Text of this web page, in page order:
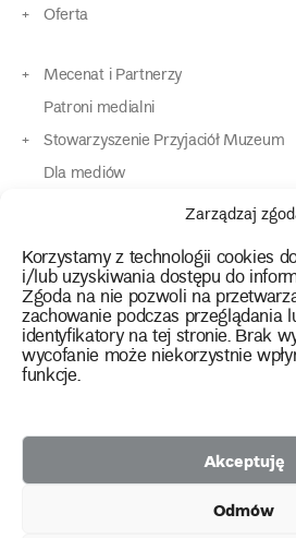
Zarządzaj
Korzystamy z technologii cookies
i/lub uzyskiwania dostępu do
Zgoda na nie pozwoli na
zachowanie podczas przeglądania
identyfikatory na tej stronie. Brak
wycofanie może niekorzystnie
funkcje.
Akceptuję
Odmów
Oferta
Mecenat i Partnerzy
Patroni medialni
Stowarzyszenie Przyjaciół Muzeum
Dla mediów
Dla osób o specjalnych potrzebach
Kontakt
instagram
twitterfacebookyoutube
tiktok
2026 Copyright by Muzeum Narodowe
Polityka prywatności
Facebookfacebook